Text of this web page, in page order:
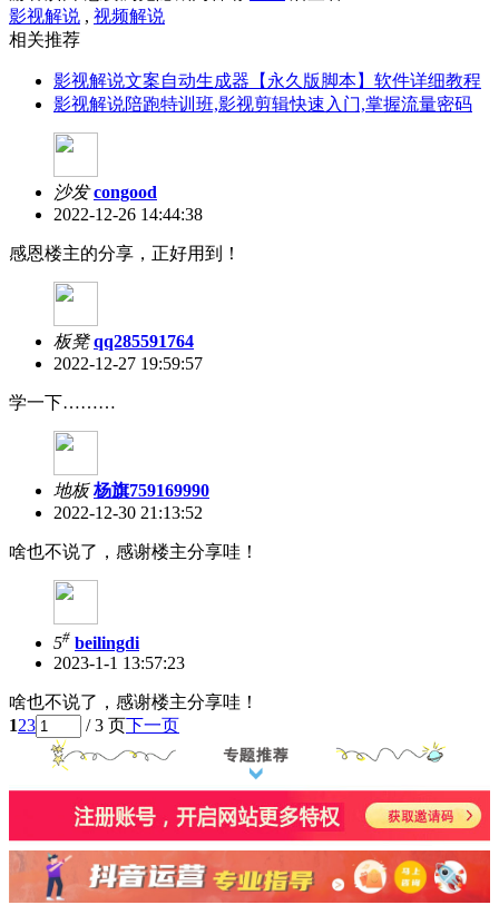
影视解说 , 视频解说
相关推荐
影视解说文案自动生成器【永久版脚本】软件详细教程
影视解说陪跑特训班,影视剪辑快速入门,掌握流量密码
沙发 congood
2022-12-26 14:44:38
感恩楼主的分享，正好用到！
板凳 qq285591764
2022-12-27 19:59:57
学一下………
地板 杨旗759169990
2022-12-30 21:13:52
啥也不说了，感谢楼主分享哇！
5# beilingdi
2023-1-1 13:57:23
啥也不说了，感谢楼主分享哇！
123 / 3 页下一页